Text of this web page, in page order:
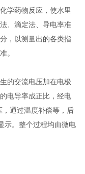
学药物反应，使水里
、滴定法、导电率准
，以测量出的各类指
。
的交流电压加在电极
电导率成正比，经电
通过温度补偿等，后
示。整个过程均由微电